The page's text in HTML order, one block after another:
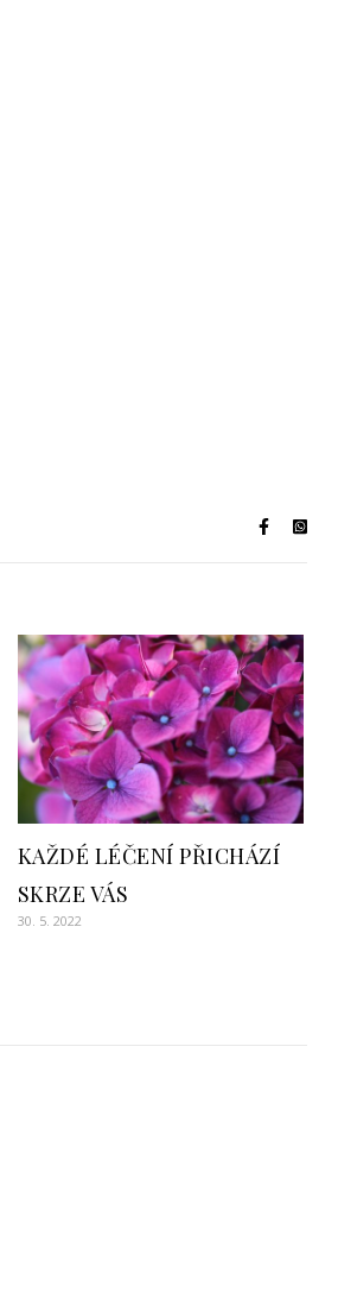
KAŽDÉ LÉČENÍ PŘICHÁZÍ
SKRZE VÁS
30. 5. 2022